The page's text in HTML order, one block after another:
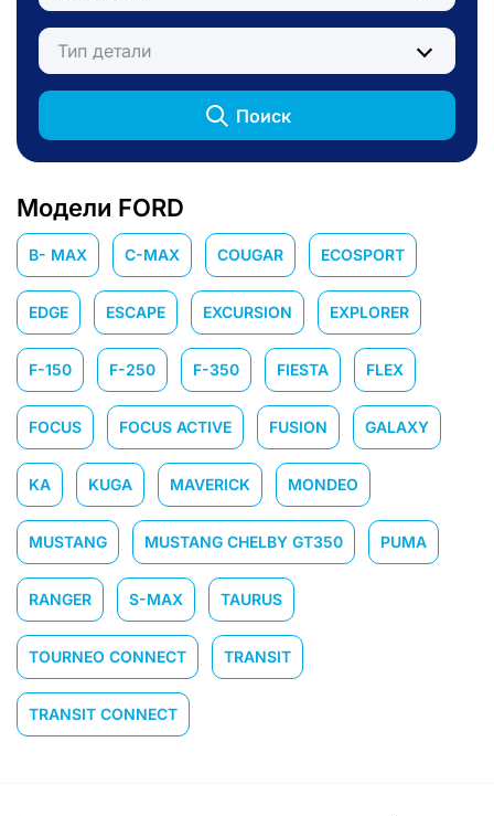
Тип детали
Поиск
Модели FORD
B- MAX C-MAX COUGAR ECOSPORT
EDGE ESCAPE EXCURSION EXPLORER
F-150 F-250 F-350 FIESTA FLEX
FOCUS FOCUS ACTIVE FUSION GALAXY
KA KUGA MAVERICK MONDEO
MUSTANG MUSTANG CHELBY GT350 PUMA
RANGER S-MAX TAURUS
TOURNEO CONNECT TRANSIT
TRANSIT CONNECT